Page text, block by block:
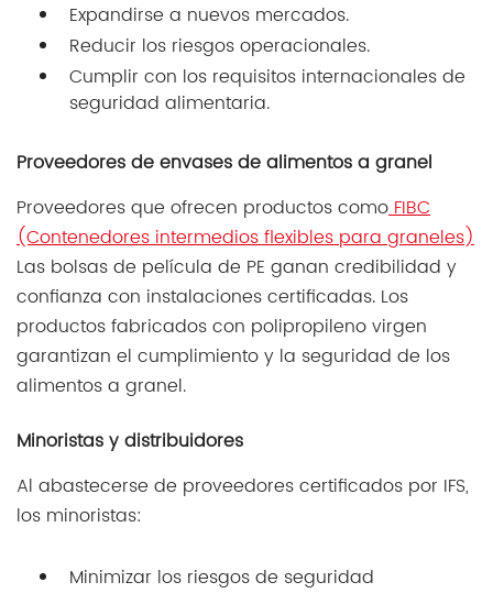
Expandirse a nuevos mercados.
Reducir los riesgos operacionales.
Cumplir con los requisitos internacionales de
seguridad alimentaria.
Proveedores de envases de alimentos a granel
Proveedores que ofrecen productos comoFIBC
(Contenedores intermedios flexibles para graneles)
Las bolsas de película de PE ganan credibilidad y
confianza con instalaciones certificadas. Los
productos fabricados con polipropileno virgen
garantizan el cumplimiento y la seguridad de los
alimentos a granel.
Minoristas y distribuidores
Al abastecerse de proveedores certificados por IFS,
los minoristas:
Minimizar los riesgos de seguridad